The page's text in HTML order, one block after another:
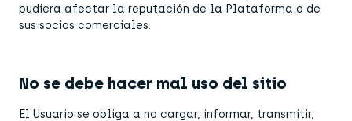
pudiera afectar la reputación de la Plataforma o de
sus socios comerciales.
No se debe hacer mal uso del sitio
El Usuario se obliga a no cargar, informar, transmitir,